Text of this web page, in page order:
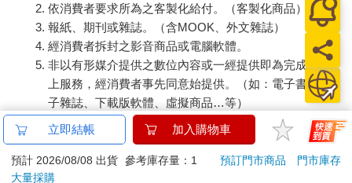
依消費者要求所為之客製化給付。（客製化商品）
報紙、期刊或雜誌。（含MOOK、外文雜誌）
經消費者拆封之影音商品或電腦軟體。
非以有形媒介提供之數位內容或一經提供即為完成之線
上服務，經消費者事先同意始提供。（如：電子書、電
子雜誌、下載版軟體、虛擬商品…等）
已拆封之個人衛生用品。（如：內衣褲、刮鬍刀、除毛
刀…等）
若非上列種類商品，均享有到貨7天的猶豫期（含例假
日）。
立即結帳 加入購物車
預計 2026/08/08 出貨 參考庫存量：1 預訂門市商品
門市庫存
大量採購